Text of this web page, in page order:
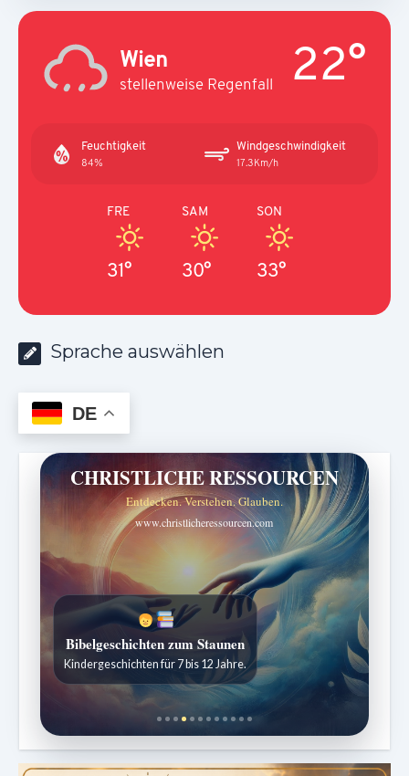
Wien
stellenweise Regenfall 22°
Feuchtigkeit
84%
Windgeschwindigkeit
17.3Km/h
FRE
31°
SAM
30°
SON
33°
Sprache auswählen
DE
CHRISTLICHE RESSOURCEN
Entdecken. Verstehen. Glauben.
www.christlicheressourcen.com
Bibelgeschichten zum Staunen
Kindergeschichten für 7 bis 12 Jahre.